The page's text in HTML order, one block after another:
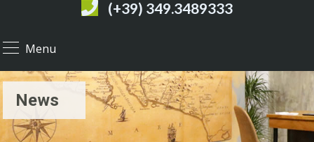
(+39) 349.3489333
Menu
News